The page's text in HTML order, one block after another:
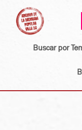
content
Buscar por